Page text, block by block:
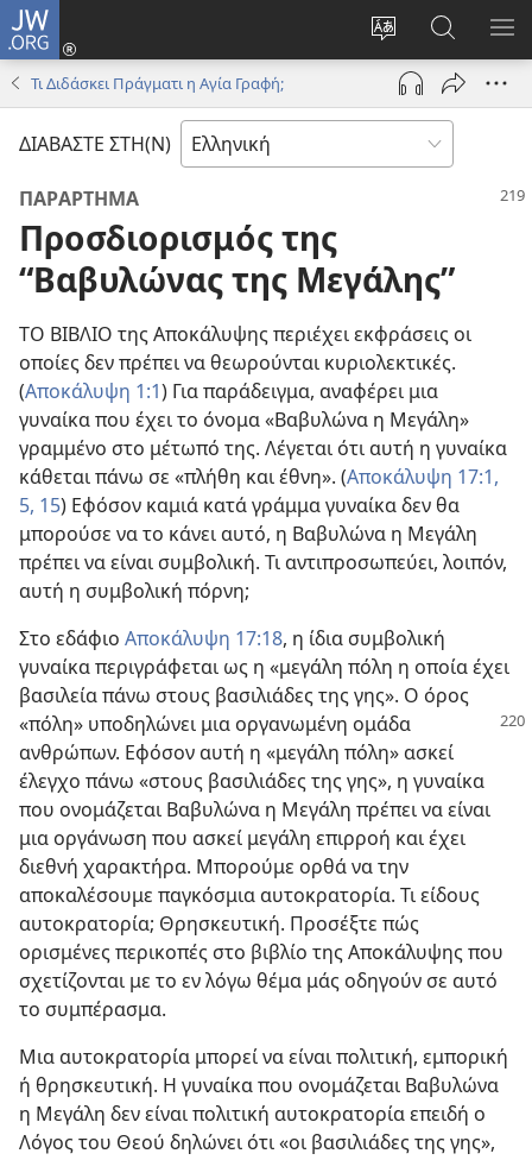
JW.ORG
Αλλαγή
γλώσσας
ιστότοπου
Σύνδεση
(ανοίγει
παράθυρο)
στο
JW.ORG
Τι Διδάσκει Πράγματι η Αγία Γραφή;
ΔΙΑΒΑΣΤΕ ΣΤΗ(Ν)
ΠΑΡΑΡΤΗΜΑ
Προσδιορισμός της
“Βαβυλώνας της Μεγάλης”
ΤΟ ΒΙΒΛΙΟ της Αποκάλυψης περιέχει εκφράσεις οι
οποίες δεν πρέπει να θεωρούνται κυριολεκτικές.
(Αποκάλυψη 1:1) Για παράδειγμα, αναφέρει μια
γυναίκα που έχει το όνομα «Βαβυλώνα η Μεγάλη»
γραμμένο στο μέτωπό της. Λέγεται ότι αυτή η γυναίκα
κάθεται πάνω σε «πλήθη και έθνη». (Αποκάλυψη 17:1,
5, 15) Εφόσον καμιά κατά γράμμα γυναίκα δεν θα
μπορούσε να το κάνει αυτό, η Βαβυλώνα η Μεγάλη
πρέπει να είναι συμβολική. Τι αντιπροσωπεύει, λοιπόν,
αυτή η συμβολική πόρνη;
Στο εδάφιο Αποκάλυψη 17:18, η ίδια συμβολική
γυναίκα περιγράφεται ως η «μεγάλη πόλη η οποία έχει
βασιλεία πάνω στους βασιλιάδες της γης». Ο όρος
«πόλη» υποδηλώνει μια οργανωμένη ομάδα
ανθρώπων. Εφόσον αυτή η «μεγάλη πόλη» ασκεί
έλεγχο πάνω «στους βασιλιάδες της γης», η γυναίκα
που ονομάζεται Βαβυλώνα η Μεγάλη πρέπει να είναι
μια οργάνωση που ασκεί μεγάλη επιρροή και έχει
διεθνή χαρακτήρα. Μπορούμε ορθά να την
αποκαλέσουμε παγκόσμια αυτοκρατορία. Τι είδους
αυτοκρατορία; Θρησκευτική. Προσέξτε πώς
ορισμένες περικοπές στο βιβλίο της Αποκάλυψης που
σχετίζονται με το εν λόγω θέμα μάς οδηγούν σε αυτό
το συμπέρασμα.
Μια αυτοκρατορία μπορεί να είναι πολιτική, εμπορική
ή θρησκευτική. Η γυναίκα που ονομάζεται Βαβυλώνα
η Μεγάλη δεν είναι πολιτική αυτοκρατορία επειδή ο
Λόγος του Θεού δηλώνει ότι «οι βασιλιάδες της γης»,